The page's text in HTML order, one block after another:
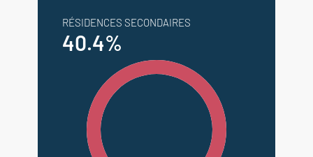
RÉSIDENCES SECONDAIRES
40.4%